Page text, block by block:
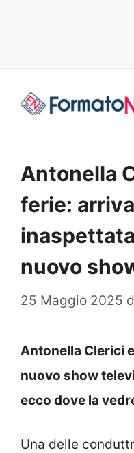
Antonella
ferie: arriva
nuovo
25 Maggio 2025
Antonella Clerici
nuovo show
ecco dove la
Una delle